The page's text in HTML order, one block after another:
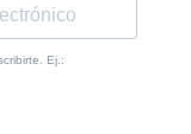
Ej.: